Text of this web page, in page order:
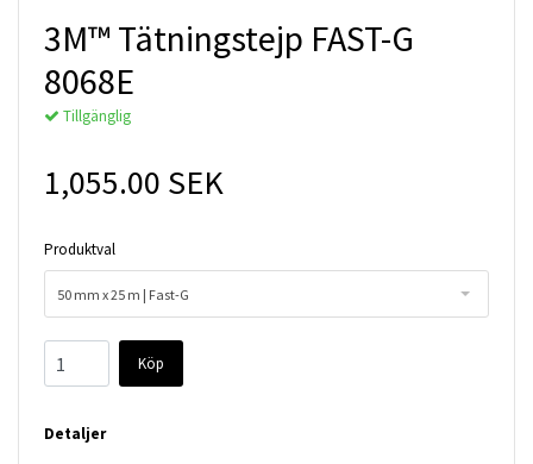
3M™ Tätningstejp FAST-G
8068E
Tillgänglig
1,055.00 SEK
Produktval
50 mm x 25 m | Fast-G
Köp
Detaljer